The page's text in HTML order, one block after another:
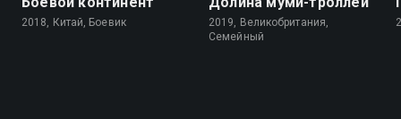
2018, Китай, Боевик
2019, Великобритания,
Cемейный